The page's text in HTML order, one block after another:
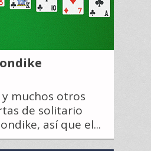
muchos otros
de solitario
así que el...